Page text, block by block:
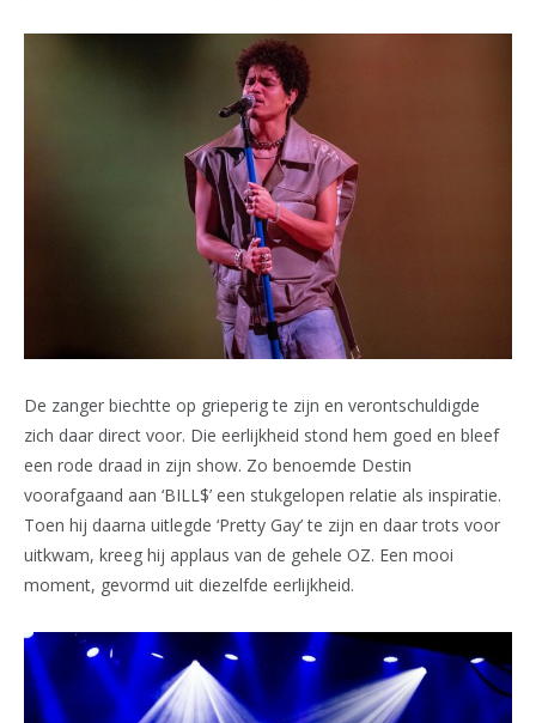
De zanger biechtte op grieperig te zijn en verontschuldigde
zich daar direct voor. Die eerlijkheid stond hem goed en bleef
een rode draad in zijn show. Zo benoemde Destin
voorafgaand aan ‘BILL$’ een stukgelopen relatie als inspiratie.
Toen hij daarna uitlegde ‘Pretty Gay’ te zijn en daar trots voor
uitkwam, kreeg hij applaus van de gehele OZ. Een mooi
moment, gevormd uit diezelfde eerlijkheid.